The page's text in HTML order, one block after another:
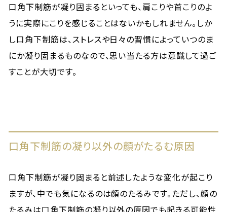
口角下制筋が凝り固まるといっても、肩こりや首こりのよ
うに実際にこりを感じることはないかもしれません。しか
し口角下制筋は、ストレスや日々の習慣によっていつのま
にか凝り固まるものなので、思い当たる方は意識して過ご
すことが大切です。
口角下制筋の凝り以外の顔がたるむ原因
口角下制筋が凝り固まると前述したような変化が起こり
ますが、中でも気になるのは顔のたるみです。ただし、顔の
たるみは口角下制筋の凝り以外の原因でも起きる可能性